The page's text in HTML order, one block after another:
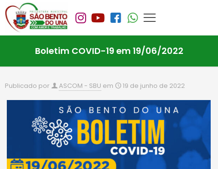
Boletim COVID-19 em 19/06/2022
Publicado por ASCOM - SBU em 19 de junho de 2022